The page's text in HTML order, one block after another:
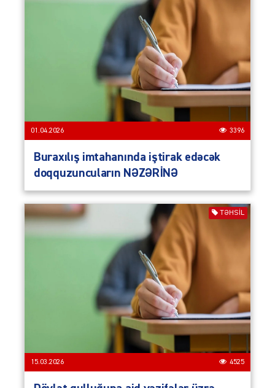
01.04.2026 3396
Buraxılış imtahanında iştirak edəcək
doqquzuncuların NƏZƏRİNƏ
TƏHSIL
15.03.2026 4525